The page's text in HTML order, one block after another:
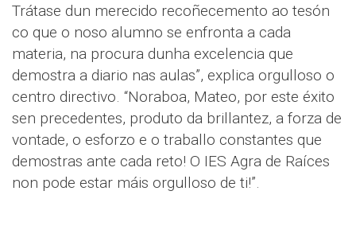
Trátase dun merecido recoñecemento ao tesón
co que o noso alumno se enfronta a cada
materia, na procura dunha excelencia que
demostra a diario nas aulas”, explica orgulloso o
centro directivo. “Noraboa, Mateo, por este éxito
sen precedentes, produto da brillantez, a forza de
vontade, o esforzo e o traballo constantes que
demostras ante cada reto! O IES Agra de Raíces
non pode estar máis orgulloso de ti!”.